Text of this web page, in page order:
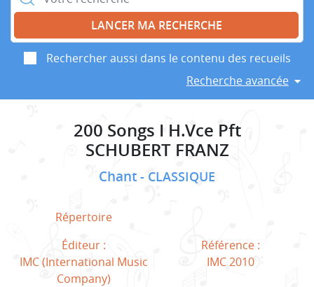
Rechercher aussi dans le contenu des recueils
Recherche avancée
200 Songs I H.Vce Pft
SCHUBERT FRANZ
Chant CLASSIQUE
Répertoire
Éditeur :
IMC (International Music
Company)
Référence :
IMC 2010